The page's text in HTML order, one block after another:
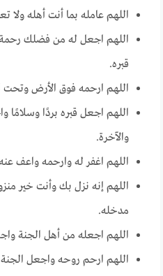
اللهم عامله بما أنت أهله ولا
اللهم اجعل له من فضلك
قبره.
اللهم ارحمه فوق الأرض
اللهم اجعل قبره بردًا وسلامًا
والآخرة.
اللهم اغفر له وارحمه واعف
اللهم إنه نزل بك وأنت خير
مدخله.
اللهم اجعله من أهل الجنة
اللهم ارحم روحه واجعل الجنة